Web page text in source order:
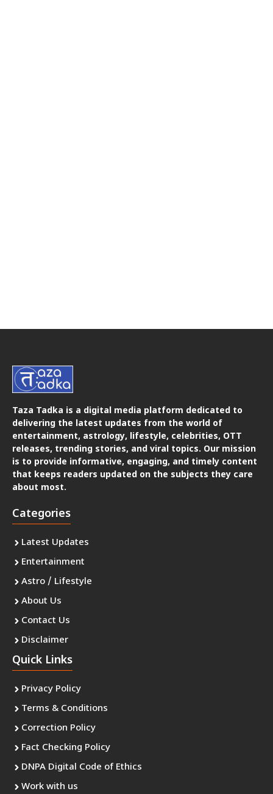
Taza Tadka is a digital media platform dedicated to
delivering the latest updates from the world of
entertainment, astrology, lifestyle, celebrities, OTT
releases, trending stories, and viral topics. Our mission
is to provide informative, engaging, and timely content
that keeps readers updated on the subjects they care
about most.
Categories
Latest Updates
Entertainment
Astro / Lifestyle
About Us
Contact Us
Disclaimer
Quick Links
Privacy Policy
Terms & Conditions
Correction Policy
Fact Checking Policy
DNPA Digital Code of Ethics
Work with us